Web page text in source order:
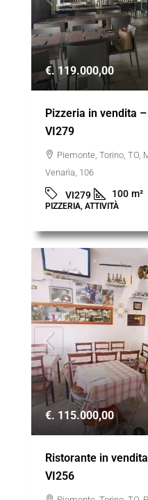
€. 119.000,00
Pizzeria in vendita
VI279
Piemonte, Torino, TO,
Venarìa, 106
VI279 100 m²
PIZZERIA, ATTIVITÀ
€. 115.000,00
Ristorante in
VI256